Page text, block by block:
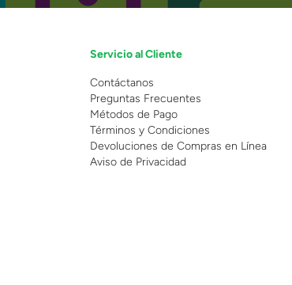
Servicio al Cliente
Contáctanos
Preguntas Frecuentes
Métodos de Pago
Términos y Condiciones
Devoluciones de Compras en Línea
Aviso de Privacidad